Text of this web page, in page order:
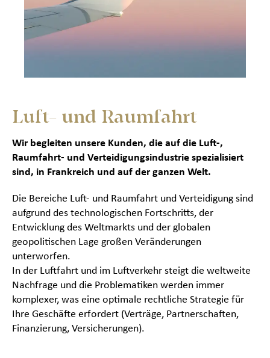
Luft- und Raumfahrt
Wir begleiten unsere Kunden, die auf die Luft-,
Raumfahrt- und Verteidigungsindustrie spezialisiert
sind, in Frankreich und auf der ganzen Welt.
Die Bereiche Luft- und Raumfahrt und Verteidigung sind
aufgrund des technologischen Fortschritts, der
Entwicklung des Weltmarkts und der globalen
geopolitischen Lage großen Veränderungen
unterworfen.
In der Luftfahrt und im Luftverkehr steigt die weltweite
Nachfrage und die Problematiken werden immer
komplexer, was eine optimale rechtliche Strategie für
Ihre Geschäfte erfordert (Verträge, Partnerschaften,
Finanzierung, Versicherungen).